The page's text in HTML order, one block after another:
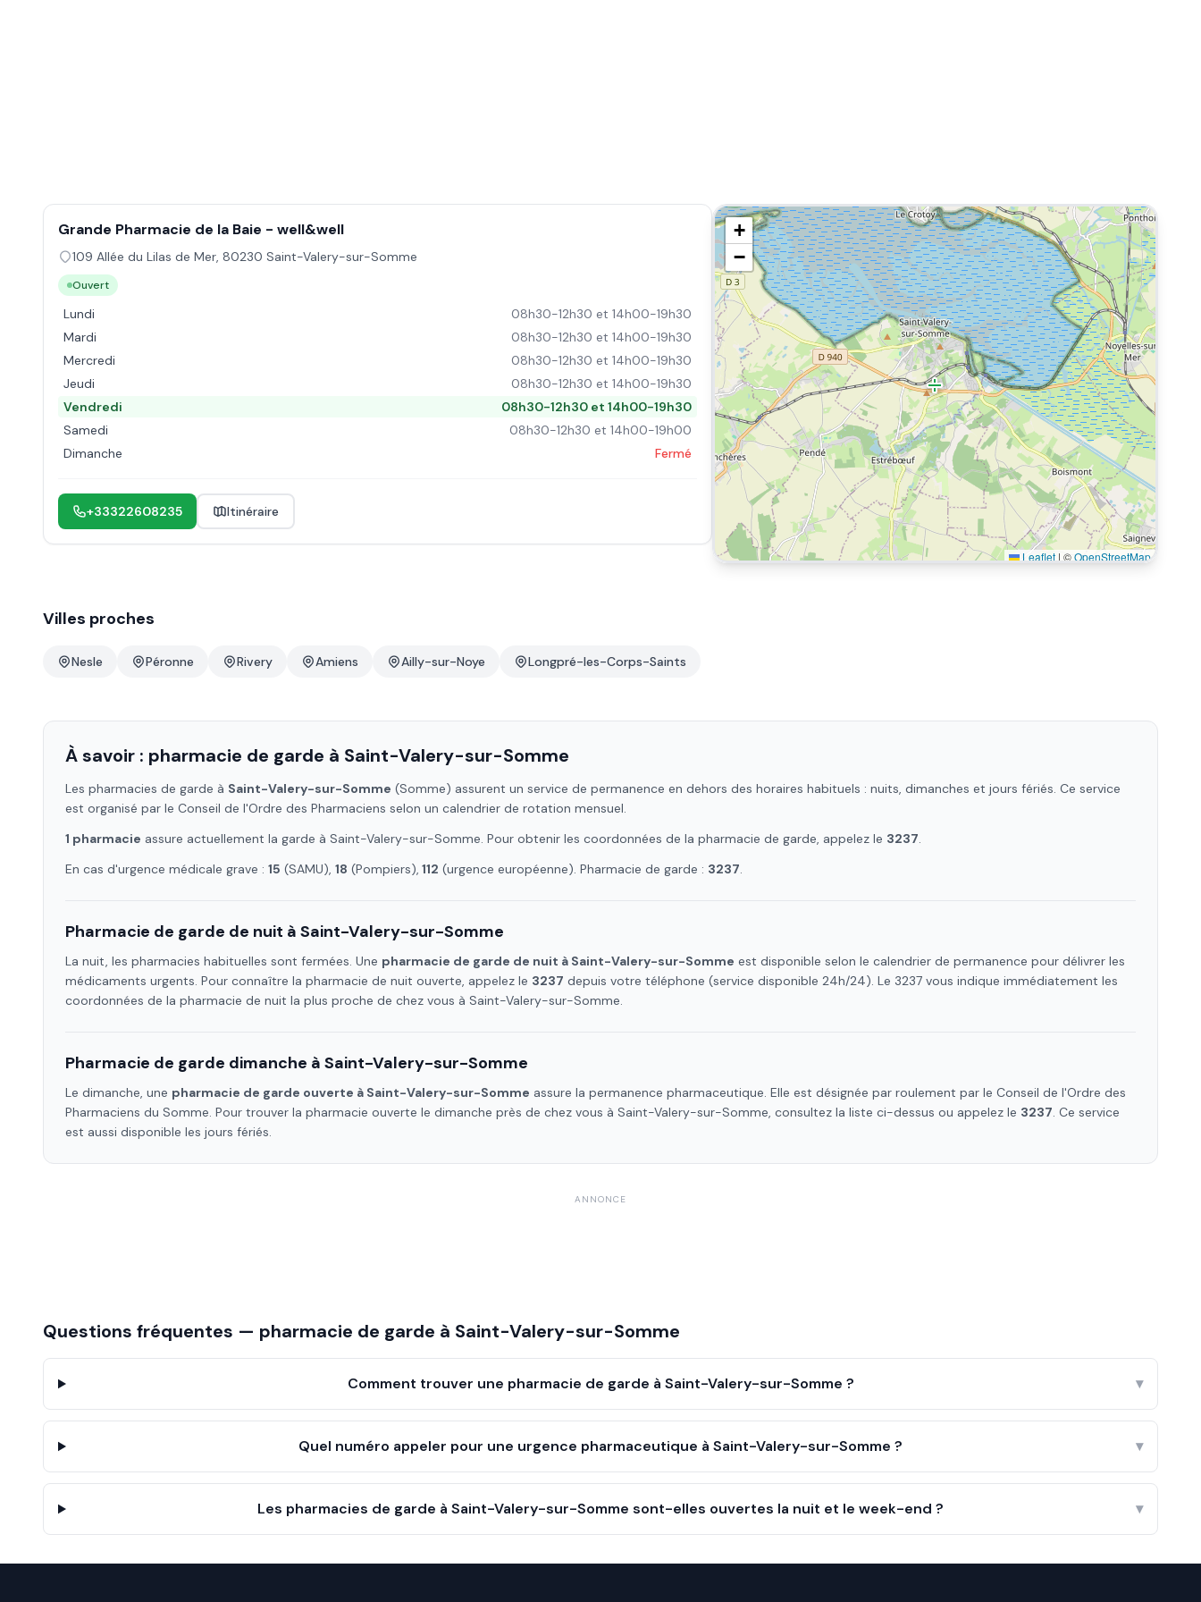
Grande Pharmacie de la Baie - well&well
109 Allée du Lilas de Mer, 80230 Saint-Valery-sur-Somme
Ouvert
Lundi
08h30-12h30 et 14h00-19h30
Mardi
08h30-12h30 et 14h00-19h30
Mercredi
08h30-12h30 et 14h00-19h30
Jeudi
08h30-12h30 et 14h00-19h30
Vendredi
08h30-12h30 et 14h00-19h30
Samedi
08h30-12h30 et 14h00-19h00
Dimanche
Fermé
+33322608235 Itinéraire
+
−
Leaflet | ©OpenStreetMap
Villes proches
Nesle Péronne Rivery Amiens Ailly-sur-Noye Longpré-les-Corps-Saints
À savoir : pharmacie de garde à Saint-Valery-sur-Somme
Les pharmacies de garde à Saint-Valery-sur-Somme (Somme) assurent un service de permanence en dehors des horaires habituels : nuits, dimanches et jours fériés. Ce service
est organisé par le Conseil de l'Ordre des Pharmaciens selon un calendrier de rotation mensuel.
1 pharmacie assure actuellement la garde à Saint-Valery-sur-Somme. Pour obtenir les coordonnées de la pharmacie de garde, appelez le 3237.
En cas d'urgence médicale grave : 15 (SAMU), 18 (Pompiers), 112 (urgence européenne). Pharmacie de garde : 3237.
Pharmacie de garde de nuit à Saint-Valery-sur-Somme
La nuit, les pharmacies habituelles sont fermées. Une pharmacie de garde de nuit à Saint-Valery-sur-Somme est disponible selon le calendrier de permanence pour délivrer les
médicaments urgents. Pour connaître la pharmacie de nuit ouverte, appelez le 3237 depuis votre téléphone (service disponible 24h/24). Le 3237 vous indique immédiatement les
coordonnées de la pharmacie de nuit la plus proche de chez vous à Saint-Valery-sur-Somme.
Pharmacie de garde dimanche à Saint-Valery-sur-Somme
Le dimanche, une pharmacie de garde ouverte à Saint-Valery-sur-Somme assure la permanence pharmaceutique. Elle est désignée par roulement par le Conseil de l'Ordre des
Pharmaciens du Somme. Pour trouver la pharmacie ouverte le dimanche près de chez vous à Saint-Valery-sur-Somme, consultez la liste ci-dessus ou appelez le 3237. Ce service
est aussi disponible les jours fériés.
ANNONCE
Questions fréquentes — pharmacie de garde à Saint-Valery-sur-Somme
Comment trouver une pharmacie de garde à Saint-Valery-sur-Somme ? ▾
Quel numéro appeler pour une urgence pharmaceutique à Saint-Valery-sur-Somme ? ▾
Les pharmacies de garde à Saint-Valery-sur-Somme sont-elles ouvertes la nuit et le week-end ? ▾